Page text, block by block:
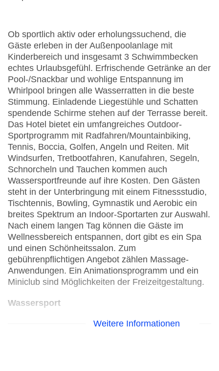
Ob sportlich aktiv oder erholungssuchend, die
Gäste erleben in der Außenpoolanlage mit
Kinderbereich und insgesamt 3 Schwimmbecken
echtes Urlaubsgefühl. Erfrischende Getränke an der
Pool-/Snackbar und wohlige Entspannung im
Whirlpool bringen alle Wasserratten in die beste
Stimmung. Einladende Liegestühle und Schatten
spendende Schirme stehen auf der Terrasse bereit.
Das Hotel bietet ein umfangreiches Outdoor-
Sportprogramm mit Radfahren/Mountainbiking,
Tennis, Boccia, Golfen, Angeln und Reiten. Mit
Windsurfen, Tretbootfahren, Kanufahren, Segeln,
Schnorcheln und Tauchen kommen auch
Wassersportfreunde auf ihre Kosten. Den Gästen
steht in der Unterbringung mit einem Fitnessstudio,
Tischtennis, Bowling, Gymnastik und Aerobic ein
breites Spektrum an Indoor-Sportarten zur Auswahl.
Nach einem langen Tag können die Gäste im
Wellnessbereich entspannen, dort gibt es ein Spa
und einen Schönheitssalon. Zum
gebührenpflichtigen Angebot zählen Massage-
Anwendungen. Ein Animationsprogramm und ein
Miniclub sind Möglichkeiten der Freizeitgestaltung.
Wassersport
Weitere Informationen